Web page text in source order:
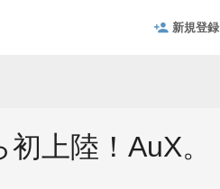
新規登録
上陸！AuX。